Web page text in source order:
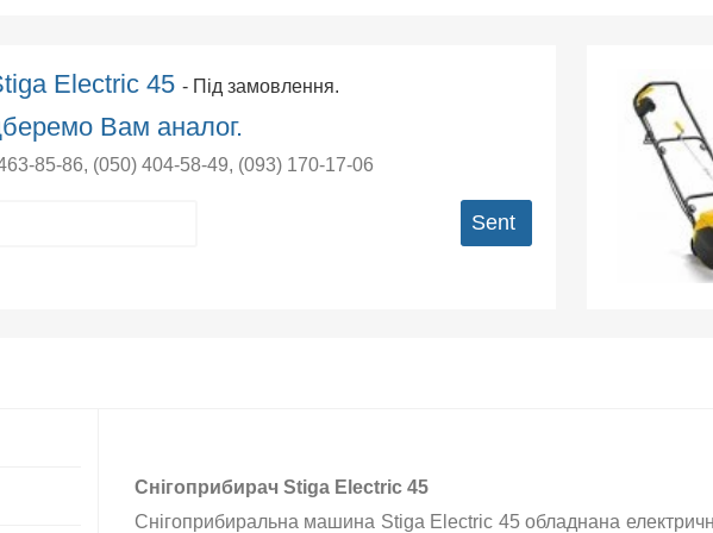
Electric 45- Під замовлення.
Вам аналог.
85-86, (050) 404-58-49, (093) 170-17-06
Sent
Снігоприбирач Stiga Electric 45
Снігоприбиральна машина Stiga Electric 45 обладнана